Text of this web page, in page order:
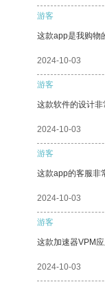
游客
这款app是我购物
2024-10-03
游客
这款软件的设计非
2024-10-03
游客
这款app的客服非
2024-10-03
游客
这款加速器VPM
2024-10-03